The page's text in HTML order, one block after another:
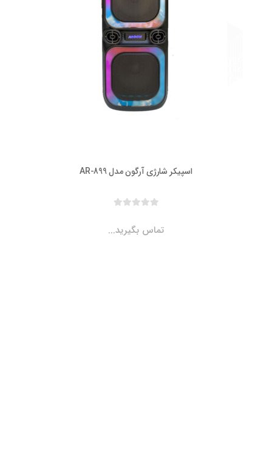
اسپیکر شارژی آرگون مدل AR-899
تماس بگیرید...